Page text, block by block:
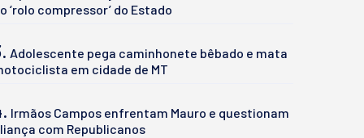
‘rolo compressor’ do Estado
Adolescente pega caminhonete bêbado e mata
em cidade de MT
Irmãos Campos enfrentam Mauro e questionam
com Republicanos